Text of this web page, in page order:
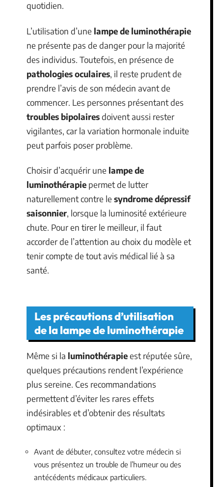
quotidien.
L’utilisation d’une lampe de luminothérapie
ne présente pas de danger pour la majorité
des individus. Toutefois, en présence de
pathologies oculaires, il reste prudent de
prendre l’avis de son médecin avant de
commencer. Les personnes présentant des
troubles bipolairesdoivent aussi rester
vigilantes, car la variation hormonale induite
peut parfois poser problème.
Choisir d’acquérir une lampe de
luminothérapie permet de lutter
naturellement contre le syndrome dépressif
saisonnier, lorsque la luminosité extérieure
chute. Pour en tirer le meilleur, il faut
accorder de l’attention au choix du modèle et
tenir compte de tout avis médical lié à sa
santé.
Les précautions d’utilisation
de la lampe de luminothérapie
Même si la luminothérapieest réputée sûre,
quelques précautions rendent l’expérience
plus sereine. Ces recommandations
permettent d’éviter les rares effets
indésirables et d’obtenir des résultats
optimaux :
Avant de débuter, consultez votre médecin si
vous présentez un trouble de l’humeur ou des
antécédents médicaux particuliers.